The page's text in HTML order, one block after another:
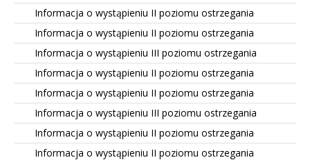
Informacja o wystąpieniu II poziomu ostrzegania
Informacja o wystąpieniu II poziomu ostrzegania
Informacja o wystąpieniu III poziomu ostrzegania
Informacja o wystąpieniu II poziomu ostrzegania
Informacja o wystąpieniu II poziomu ostrzegania
Informacja o wystąpieniu III poziomu ostrzegania
Informacja o wystąpieniu II poziomu ostrzegania
Informacja o wystąpieniu II poziomu ostrzegania